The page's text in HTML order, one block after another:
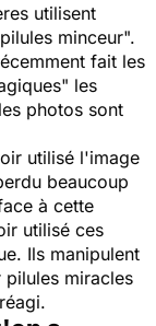
utilisent
minceur".
fait les
les
photos sont
utilisé l'image
beaucoup
à cette
utilisé ces
Ils manipulent
miracles